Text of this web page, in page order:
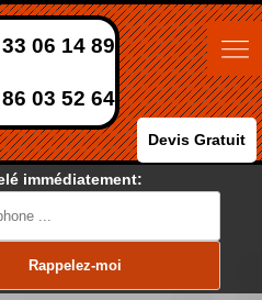
06 14 89
03 52 64
Devis Gratuit
immédiatement: